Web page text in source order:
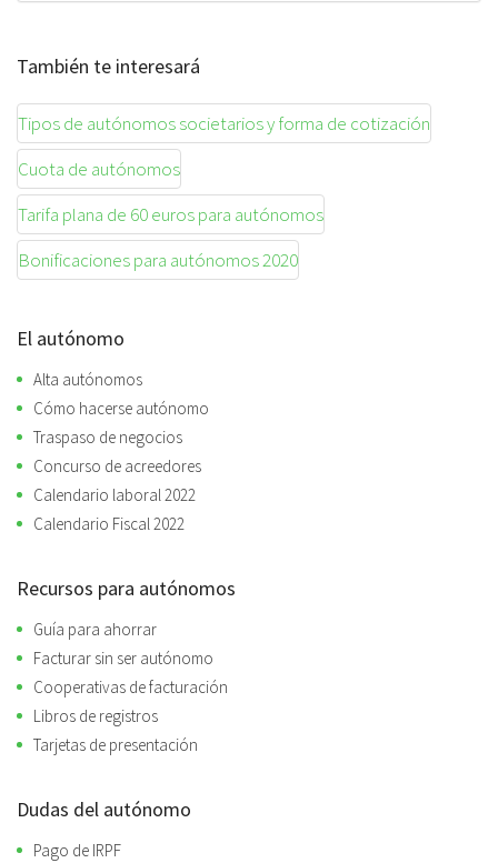
También te interesará
Tipos de autónomos societarios y forma de cotización
Cuota de autónomos
Tarifa plana de 60 euros para autónomos
Bonificaciones para autónomos 2020
El autónomo
Alta autónomos
Cómo hacerse autónomo
Traspaso de negocios
Concurso de acreedores
Calendario laboral 2022
Calendario Fiscal 2022
Recursos para autónomos
Guía para ahorrar
Facturar sin ser autónomo
Cooperativas de facturación
Libros de registros
Tarjetas de presentación
Dudas del autónomo
Pago de IRPF